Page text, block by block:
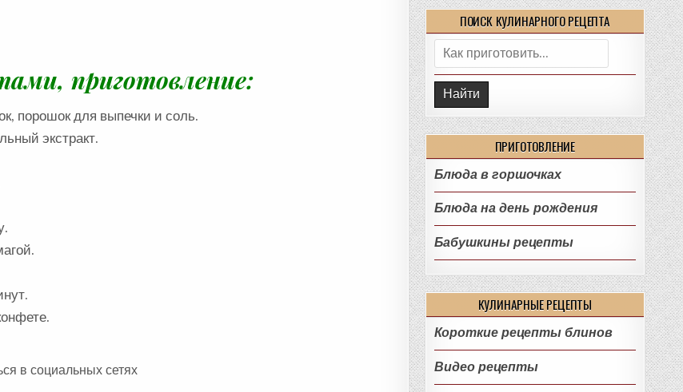
приготовление:
порошок для выпечки и соль.
экстракт.
в социальных сетях
ПОИСК КУЛИНАРНОГО РЕЦЕПТА
Поиск:
ПРИГОТОВЛЕНИЕ
Блюда в горшочках
Блюда на день рождения
Бабушкины рецепты
КУЛИНАРНЫЕ РЕЦЕПТЫ
Короткие рецепты блинов
Видео рецепты